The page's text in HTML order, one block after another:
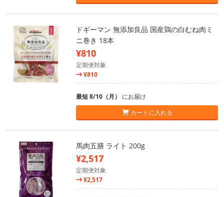
ドギーマン 無添加良品 国産鶏の白むね肉ミ
ニ巻き 18本
¥810
定期便対象
¥810
最短 8/10（月） にお届け
カートに入れる
馬肉五膳 ライト 200g
¥2,517
定期便対象
¥2,517